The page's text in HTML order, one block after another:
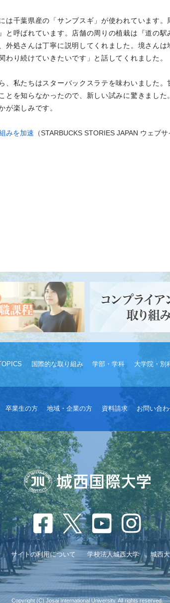
千葉県産の「サンブスギ」が使われています。
呼ばれています。店舗の周りの植栽は『道の駅
処さんは丁寧に説明してくれました。境さんは
り続けていきたいです」と話してくれました。
私たちはスターバックスラテを味わいました。
を知らなかったので、新しい試みに驚きました
が楽しみです。
みを加速 （STARBUCKS STORIES JAPAN ウェブサ
国際的な取り組み 学部・学科 大学院・別
卒業生の方 地域・企業の方 資料請求 お問い合
サイトの利用について 学校法人城西大学 城西
Copyright (C) Josai International University. All rights reserved.